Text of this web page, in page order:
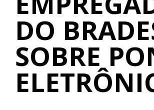
DO
SOBRE